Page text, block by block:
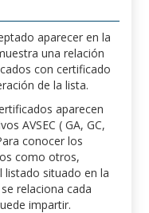
aparecer en la
una relación
con certificado
de la lista.
aparecen
AVSEC ( GA, GC,
conocer los
como otros,
listado situado en la
relaciona cada
impartir.